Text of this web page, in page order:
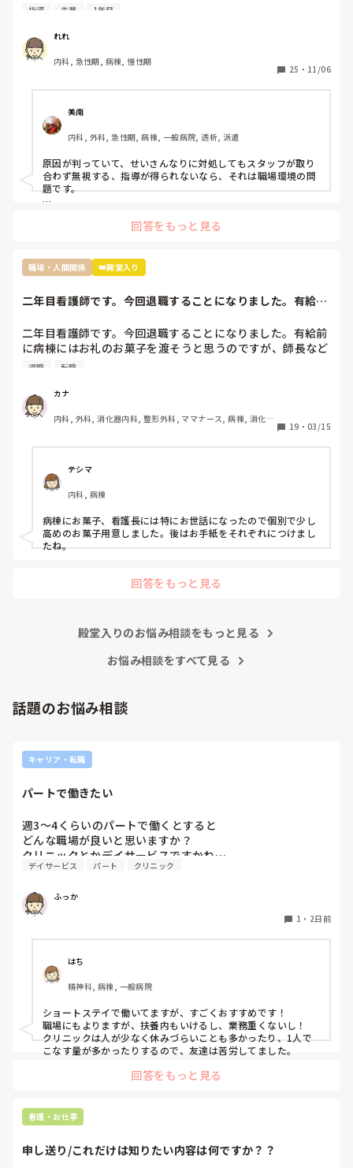
そういう人は苦手なので、私だったら本人に
所で私のことについて色々と言ってることを耳にします。
が不快に感じると言われてます。
推測ですが私は人見知りで話すのが苦手なため毎日ペコペコ
しながら愛想笑いをして先輩方の機嫌を伺いなんとか仕事を
しかし元々メンタルも強くなかったことからこの状況がスト
レスとなり体調を崩し、睡眠不足と少し鬱状態な感じで仕事
をしていました。そのせいもあってか先輩に言われたことを
やってなかったりケアレスミスが目立つようになり、もとも
とよく思われてなかったため、この行いからついに見捨てら
れました。
見捨てられたと確信したのは明らかにもう何も指導していた
だけなくなり、詰所で〜さんにはもう無視した。もう教えな
原因は自分だとわかっているのでしょうがないことだとは理
いのかわからなくなりました。
ちなみに私の職場ではすぐ噂は広まるので私のことはほぼ全
今後は今の私の不注意を正し、頑張っていきたいと思ってい
かわからないです。こんな私ですが何かアドバイスいただけ
れば嬉しいです。
指導 先輩 1年目
れれ
内科, 急性期, 病棟, 慢性期
25 ・ 11/06
美南
内科, 外科, 急性期, 病棟, 一般病院, 透析, 派遣
原因が判っていて、せいさんなりに対処してもスタッフが取り
合わず無視する、指導が得られないなら、それは職場環境の問
題です。
かれているんですよね。
「急性期の病棟で一から学び直す」
く領域を見つけて転職したくなった時に、キャリアが役立つの
ではないかと思います。
の看護師相手に無理な愛想笑いや、ご機嫌取りをしないことで
す。
聞き役に徹して、余計なことを言わず、必要最低限の報告・連
絡・相談だけして、淡々と自分の仕事をこなすようにしてくだ
さい。
わからないことがあったときだけ、周りの看護師に聞いてくだ
さい。
もし無視されたら、それは相手の看護師の職務怠慢ですから、
その時に初めて上司に相談したらいいんです。
まだ一年目なんですから、他の看護師の仕事をフォローする必
ましてや、噂話で他人を陥れるような腐った看護師たちに、な
ぜせいさんが手を貸さないといけないんですか？
正直努力するなら、ご自身の看護師としての成長のために、そ
私のお勧めは、転職して性格的に背伸びをしなくてもよい働き
回答をもっと見る
職場・人間関係 👑殿堂入り
二年目看護師です。今回退職することになりました。有給前
二年目看護師です。今回退職することになりました。有給前
に病棟にはお礼のお菓子を渡そうと思うのですが、師長など
個々へお礼のお菓子を用意するか迷っています。みなさん移
退職 転職
カナ
内科, 外科, 消化器内科, 整形外科, ママナース, 病棟, 消化器
19 ・ 03/15
テシマ
内科, 病棟
病棟にお菓子、看護長には特にお世話になったので個別で少し
高めのお菓子用意しました。後はお手紙をそれぞれにつけまし
たね。
回答をもっと見る
殿堂入りのお悩み相談をもっと見る
お悩み相談をすべて見る
話題のお悩み相談
キャリア・転職
パートで働きたい
週3〜4くらいのパートで働くとすると
どんな職場が良いと思いますか？
クリニックとかデイサービスですかね…
デイサービス パート クリニック
ふっか
1 ・ 2日前
はち
精神科, 病棟, 一般病院
ショートステイで働いてますが、すごくおすすめです！
職場にもよりますが、扶養内もいけるし、業務重くないし！
クリニックは人が少なく休みづらいことも多かったり、1人で
こなす量が多かったりするので、友達は苦労してました。
回答をもっと見る
看護・お仕事
申し送り/これだけは知りたい内容は何ですか？？